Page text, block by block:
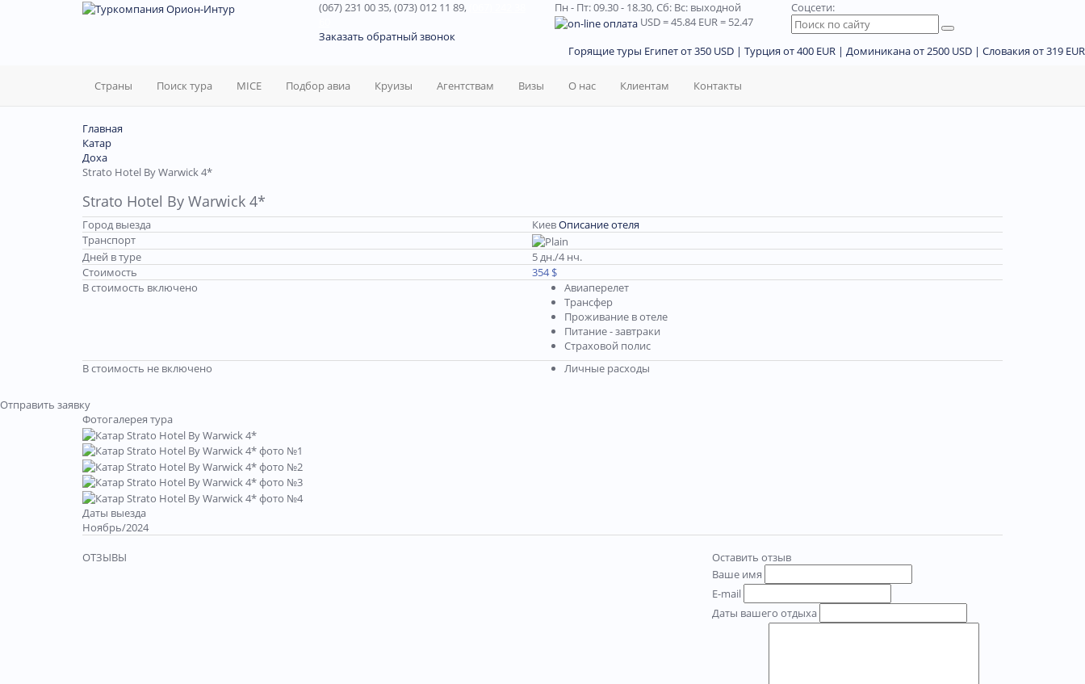
(067) 231 00 35, (073) 012 11 89,
Заказать обратный звонок
Пн - Пт: 09.30 - 18.30,Сб: Вс: выходной
USD= 45.84EUR= 52.47
Соцсети:
Горящие туры Египет от 350 USD | Турция от 400 EUR | Доминикана от 2500 USD | Словакия от 319 EUR
Страны Поиск тура MICE Подбор авиа Круизы Агентствам Визы О нас Клиентам Контакты
Главная
Катар
Доха
Strato Hotel By Warwick 4*
Strato Hotel By Warwick 4*
Город выезда КиевОписание отеля
Транспорт
Дней в туре
5 дн./4 нч.
Стоимость
354 $
В стоимость включено
Авиаперелет
Трансфер
Проживание в отеле
Питание - завтраки
Страховой полис
В стоимость не включено
Личные расходы
Отправить заявку
Фотогалерея тура
Даты выезда
Ноябрь/2024
ОТЗЫВЫ
Оставить отзыв
Ваше имя
E-mail
Даты вашего отдыха